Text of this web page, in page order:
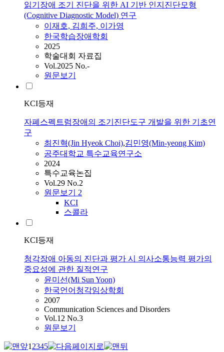
읽기장애 조기 진단을 위한 AI 기반 인지진단모형
(Cognitive Diagnostic Model) 연구
이재호, 김희주, 이가영
한국학습장애학회
2025
학술대회 자료집
Vol.2025 No.-
원문보기
KCI등재
자폐스펙트럼장애의 조기진단도구 개발을 위한 기초연
구
최진혁(Jin Hyeok Choi),김민영(Min-yeong Kim)
공주대학교 특수교육연구소
2024
특수교육논집
Vol.29 No.2
원문보기 2
KCI
스콜라
KCI등재
청각장애 아동의 진단과 평가 시 의사소통능력 평가의
중요성에 관한 질적연구
윤미선(Mi Sun Yoon)
한국언어청각임상학회
2007
Communication Sciences and Disorders
Vol.12 No.3
원문보기
12345